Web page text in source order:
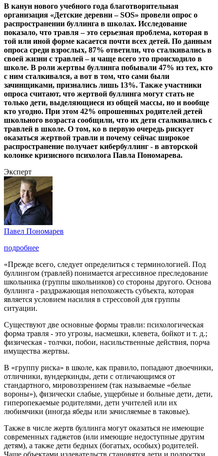
В канун нового учебного года благотворительная
организация «Детские деревни – SOS» провели опрос о
распространении буллинга в школах. Исследование
показало, что травля – это серьезная проблема, которая в
той или иной форме касается почти всех детей. По данным
опроса среди взрослых, 87% ответили, что сталкивались в
своей жизни с травлей – и чаще всего это происходило в
школе. В роли жертвы буллинга побывали 47% из тех, кто
с ним сталкивался, а вот в том, что сами были
зачинщиками, признались лишь 13%. Также участники
опроса считают, что жертвой буллинга могут стать не
только дети, выделяющиеся из общей массы, но и вообще
кто угодно. При этом 42% опрошенных родителей детей
школьного возраста сообщили, что их дети сталкивались с
травлей в школе. О том, ко в первую очередь рискует
оказаться жертвой травли и почему сейчас широкое
распространение получает кибербуллинг - в авторской
колонке кризисного психолога Павла Пономарева.
Эксперт
Павел Пономарев
подробнее
«Прежде всего, следует определиться с терминологией. Под
буллингом (травлей) понимается агрессивное преследование
школьника (группы школьников) со стороны другого. Основа
буллинга - раздражающая непохожесть субъекта, которая
является условием насилия в стрессовой для группы
ситуации.
Существуют две основные формы травли: психологическая
форма травля - это угрозы, насмешки, клевета, бойкот и т. д.;
физическая - толчки, побои, насильственные действия, порча
имущества жертвы.
В «группу риска» в школе, как правило, попадают двоечники,
отличники, вундеркинды, дети с отличающимся от
стандартного, мировоззрением (так называемые «белые
вороны»), физически слабые, ущербные и больные дети, дети,
гиперопекаемые родителями, дети учителей или их
любимчики (иногда ябеды или зачисляемые в таковые).
Также в числе жертв буллинга могут оказаться не имеющие
современных гаджетов (или имеющие недоступные другим
детям), а также дети бедных (богатых, особых) родителей.
Чаще объектами издевательств становятся дети и подростки,